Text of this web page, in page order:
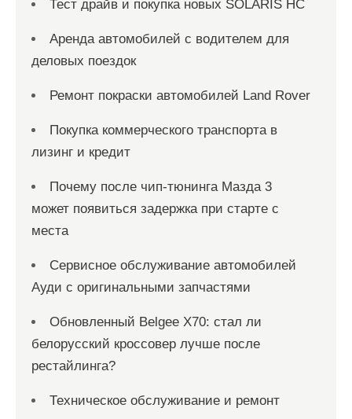
Тест драйв и покупка новых SOLARIS HC
Аренда автомобилей с водителем для
деловых поездок
Ремонт покраски автомобилей Land Rover
Покупка коммерческого транспорта в
лизинг и кредит
Почему после чип-тюнинга Мазда 3
может появиться задержка при старте с
места
Сервисное обслуживание автомобилей
Ауди с оригинальными запчастями
Обновленный Belgee X70: стал ли
белорусский кроссовер лучше после
рестайлинга?
Техническое обслуживание и ремонт